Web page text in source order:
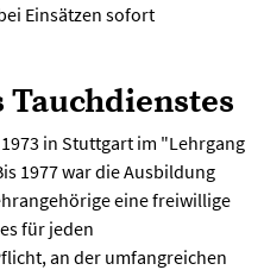
Einsätzen sofort
in Stuttgart im "Lehrgang
1977 war die Ausbildung
eine freiwillige
für jeden
an der umfangreichen